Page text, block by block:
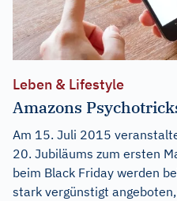
Leben & Lifestyle
Amazons
Am 15. Juli 2015
20. Jubiläums zum ersten
beim Black Friday werden
stark vergünstigt